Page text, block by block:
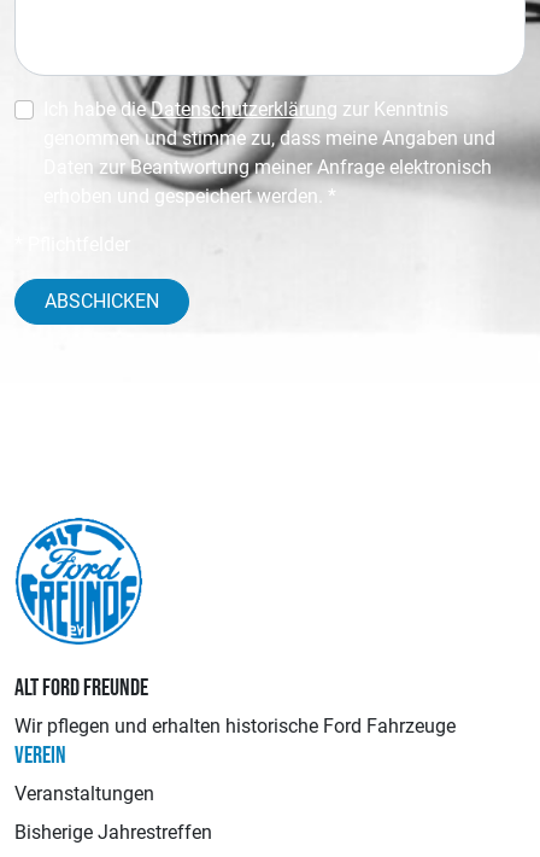
Ich habe dieDatenschutzerklärung zur Kenntnis
genommen und stimme zu, dass meine Angaben und
Daten zur Beantwortung meiner Anfrage elektronisch
erhoben und gespeichert werden. *
ABSCHICKEN
ALT FORD FREUNDE
Wir pflegen und erhalten historische Ford Fahrzeuge
VEREIN
Veranstaltungen
Bisherige Jahrestreffen